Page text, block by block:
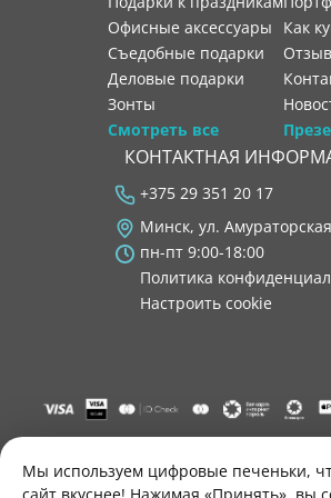
Офисные аксессуары
Съедобные подарки
Деловые подарки
Зонты
Смотреть все
как
КОНТАКТНАЯ
+375 29 351 20 17
Минск, ул.
пн-пт 9:00-18:00
Политика
Настроить cookie
"ООО "Лигатура", УНП 193602931,
г. Минск, ул. Амураторская, 4Б,
Р/с BY34 ALFA 3012 2B24 8200
Мы используем цифровые печеньки,